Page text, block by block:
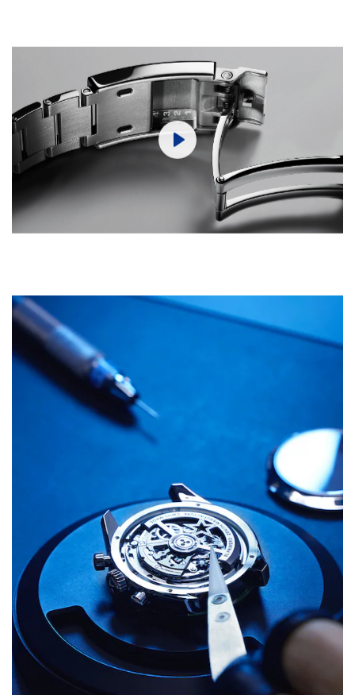
Mute Settings
Play